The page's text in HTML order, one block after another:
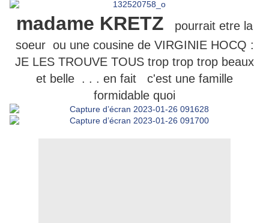
madame KRETZ
pourrait etre la
soeur ou une cousine de VIRGINIE HOCQ :
JE LES TROUVE TOUS trop trop trop beaux
et belle . . . en fait c'est une famille
formidable quoi